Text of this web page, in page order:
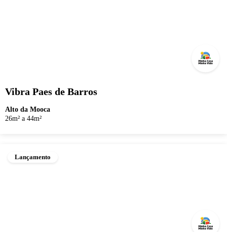
Vibra Paes de Barros
Alto da Mooca
26m² a 44m²
Lançamento